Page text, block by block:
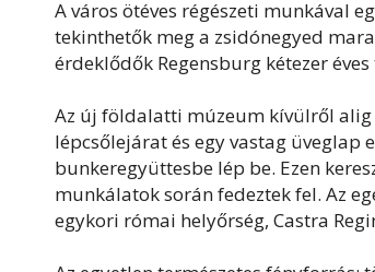
A város ötéves régészeti munkával
tekinthetők meg a zsidónegyed
érdeklődők Regensburg kétezer
Az új földalatti múzeum kívülről
lépcsőlejárat és egy vastag üveglap
bunkeregyüttesbe lép be. Ezen
munkálatok során fedeztek fel. Az
egykori római helyőrség, Castra